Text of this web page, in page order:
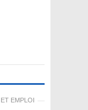
EMPLOI